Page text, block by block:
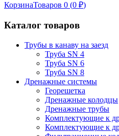
КорзинаТоваров 0 (0 ₽)
Каталог товаров
Трубы в канаву на заезд
Труба SN 4
Труба SN 6
Труба SN 8
Дренажные системы
Георешетка
Дренажные колодцы
Дренажные трубы
Комплектующие к
Комплектующие к